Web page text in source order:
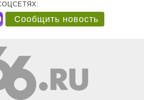
Сообщить новость